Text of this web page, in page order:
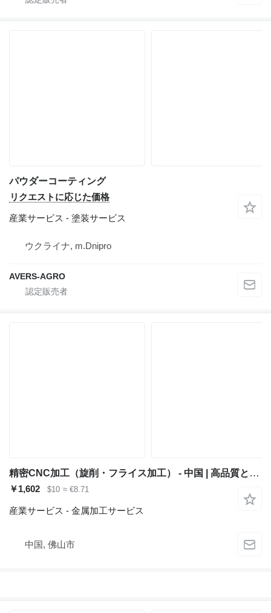
パウダーコーティング
リクエストに応じた価格
産業サービス - 塗装サービス
ウクライナ, m.Dnipro
AVERS-AGRO
精密CNC加工（旋削・フライス加工） - 中国 | 高品質と柔軟性
￥1,602 $10 ≈ €8.71
産業サービス - 金属加工サービス
中国, 佛山市